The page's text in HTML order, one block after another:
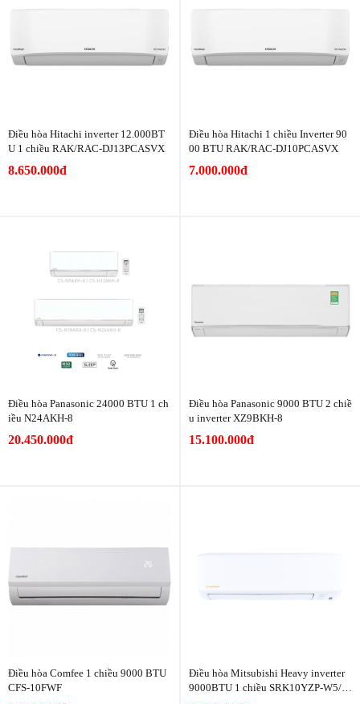
Điều hòa Hitachi inverter 12.000BT
U 1 chiều RAK/RAC-DJ13PCASVX
8.650.000đ
Điều hòa Hitachi 1 chiều Inverter 90
00 BTU RAK/RAC-DJ10PCASVX
7.000.000đ
Điều hòa Panasonic 24000 BTU 1 ch
iều N24AKH-8
20.450.000đ
Điều hòa Panasonic 9000 BTU 2 chiề
u inverter XZ9BKH-8
15.100.000đ
Điều hòa Comfee 1 chiều 9000 BTU
CFS-10FWF
Điều hòa Mitsubishi Heavy inverter
9000BTU 1 chiều SRK10YZP-W5/S